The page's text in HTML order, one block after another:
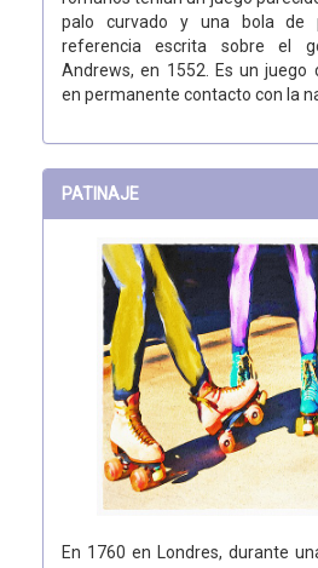
palo curvado y una bola de
referencia escrita sobre el
Andrews, en 1552. Es un juego
en permanente contacto con la
PATINAJE
En 1760 en Londres, durante